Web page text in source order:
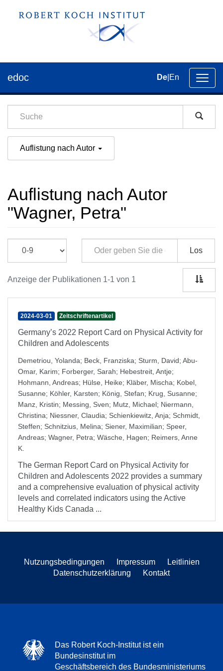
der
edoc De En
Auflistung nach Autor
Auflistung nach Autor
"Wagner, Petra"
Los
Anzeige der Publikationen 1-1 von 1
2024-03-01 Zeitschriftenartikel
Germany’s 2022 Report Card on Physical Activity for
Children and Adolescents
Demetriou, Yolanda; Beck, Franziska; Sturm, David; Abu-
Omar, Karim; Forberger, Sarah; Hebestreit, Antje;
Hohmann, Andreas; Hülse, Heike; Kläber, Mischa; Kobel,
Susanne; Köhler, Karsten; König, Stefan; Krug, Susanne;
Manz, Kristin; Messing, Sven; Mutz, Michael; Niermann,
Christina; Niessner, Claudia; Schienkiewitz, Anja; Schmidt,
Steffen; Schnitzius, Melina; Siener, Maximilian; Speer,
Andreas; Wagner, Petra; Wäsche, Hagen; Reimers, Anne
K.
The German Report Card on Physical Activity for
Children and Adolescents 2022 provides a summary
and a comprehensive evaluation of physical activity
levels and correlated indicators using the Active
Healthy Kids Canada ...
Nutzungsbedingungen Impressum
Leitlinien
Datenschutzerklärung
Kontakt
Das Robert Koch-Institut ist ein
Bundesinstitut im
Geschäftsbereich des Bundesministeriums